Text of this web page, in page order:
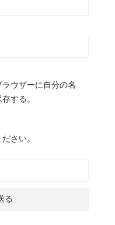
ウザーに自分の名
する。
さい。